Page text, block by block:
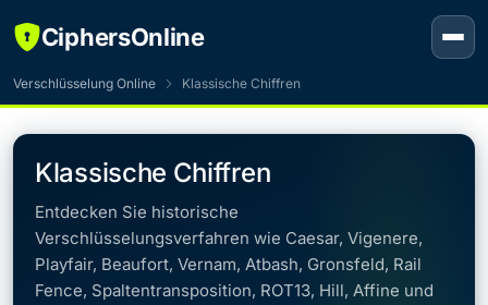
CiphersOnline
Verschlüsselung Online Klassische Chiffren
Klassische Chiffren
Entdecken Sie historische
Verschlüsselungsverfahren wie Caesar, Vigenere,
Playfair, Beaufort, Vernam, Atbash, Gronsfeld, Rail
Fence, Spaltentransposition, ROT13, Hill, Affine und